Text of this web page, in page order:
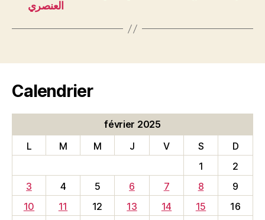
العنصري
Calendrier
février 2025
L
M M J V S
D
1
2
3
4 5 6 7 8
9
10
11 12 13 14 15
16